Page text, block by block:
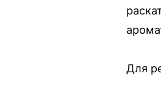
Для